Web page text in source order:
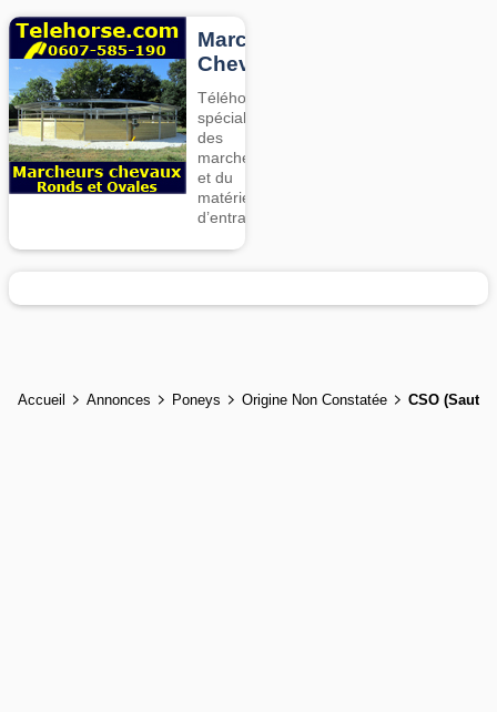
Marcheurs
Chevaux
Téléhorse,
spécialiste
des
marcheurs
et du
matériel
d’entrainement
Accueil Annonces Poneys Origine Non Constatée CSO (Saut